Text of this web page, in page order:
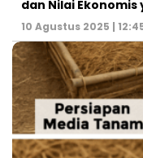
dan Nilai Ekonomis
10 Agustus 2025 |